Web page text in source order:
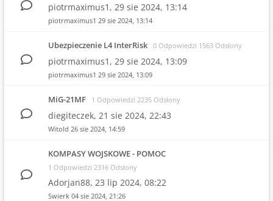
piotrmaximus1, 29 sie 2024, 13:14
piotrmaximus1 29 sie 2024, 13:14
Ubezpieczenie L4 InterRisk 0 Odpowiedzi 1563 Odsłony
piotrmaximus1, 29 sie 2024, 13:09
piotrmaximus1 29 sie 2024, 13:09
MiG-21MF 1 Odpowiedzi 2235 Odsłony
diegiteczek, 21 sie 2024, 22:43
Witold 26 sie 2024, 14:59
KOMPASY WOJSKOWE - POMOC
1 Odpowiedzi 2316 Odsłony
Adorjan88, 23 lip 2024, 08:22
Swierk 04 sie 2024, 21:26